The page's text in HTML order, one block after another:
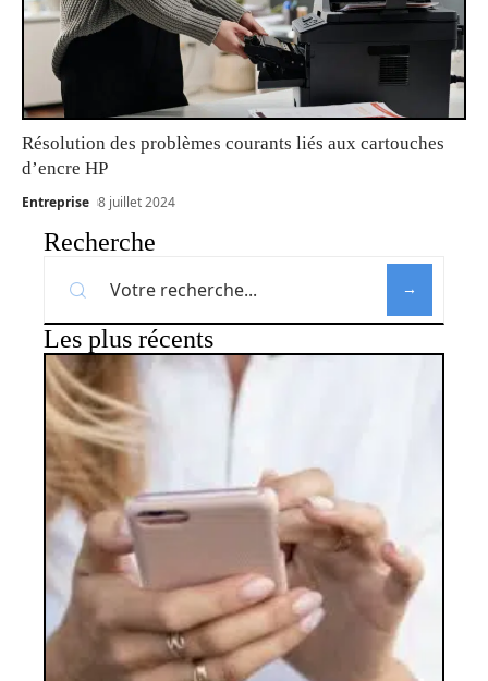
Résolution des problèmes courants liés aux cartouches
d’encre HP
Entreprise 8 juillet 2024
Recherche
Les plus récents